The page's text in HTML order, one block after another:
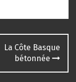
La Côte Basque
bétonnée